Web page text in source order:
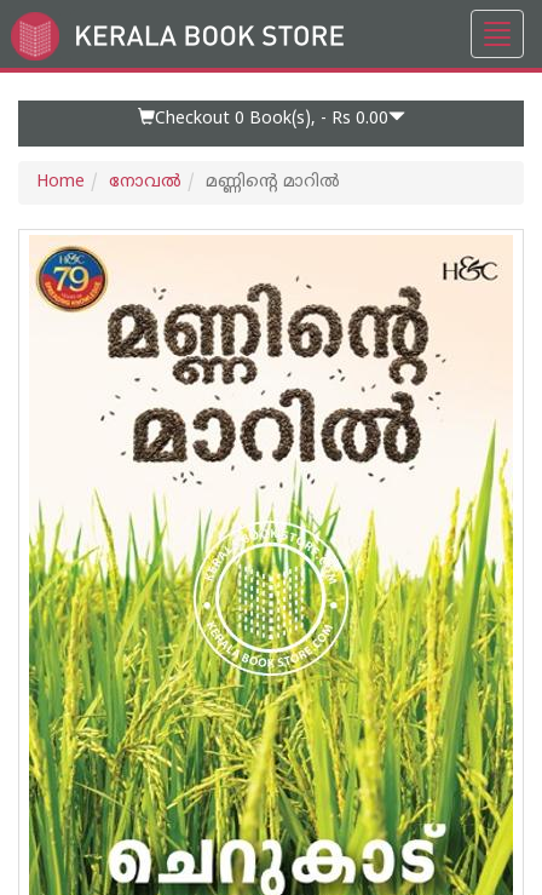
Go
to
Checkout 0 Book(s), - Rs 0.00
Home നോവല്‍ മണ്ണിന്റെ മാറിൽ